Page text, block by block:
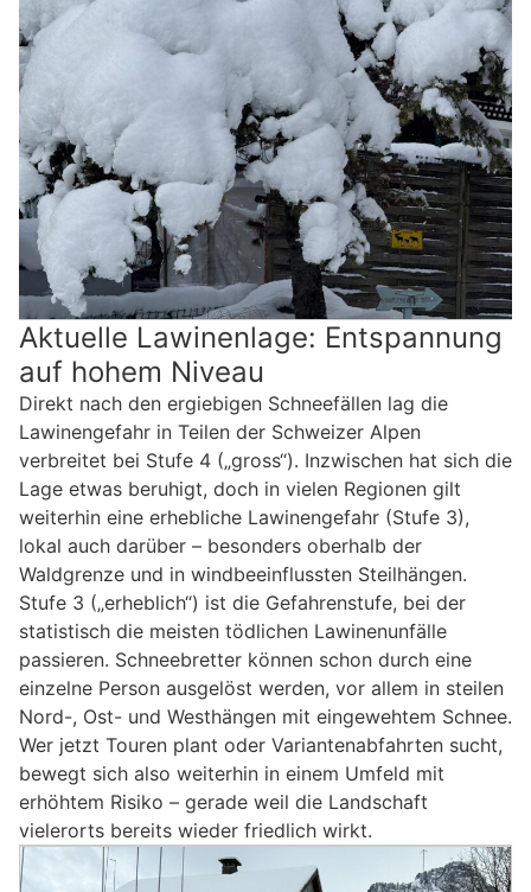
Aktuelle Lawinenlage: Entspannung
auf hohem Niveau
Direkt nach den ergiebigen Schneefällen lag die
Lawinengefahr in Teilen der Schweizer Alpen
verbreitet bei Stufe 4 („gross“). Inzwischen hat sich die
Lage etwas beruhigt, doch in vielen Regionen gilt
weiterhin eine erhebliche Lawinengefahr (Stufe 3),
lokal auch darüber – besonders oberhalb der
Waldgrenze und in windbeeinflussten Steilhängen.
Stufe 3 („erheblich“) ist die Gefahrenstufe, bei der
statistisch die meisten tödlichen Lawinenunfälle
passieren. Schneebretter können schon durch eine
einzelne Person ausgelöst werden, vor allem in steilen
Nord-, Ost- und Westhängen mit eingewehtem Schnee.
Wer jetzt Touren plant oder Variantenabfahrten sucht,
bewegt sich also weiterhin in einem Umfeld mit
erhöhtem Risiko – gerade weil die Landschaft
vielerorts bereits wieder friedlich wirkt.